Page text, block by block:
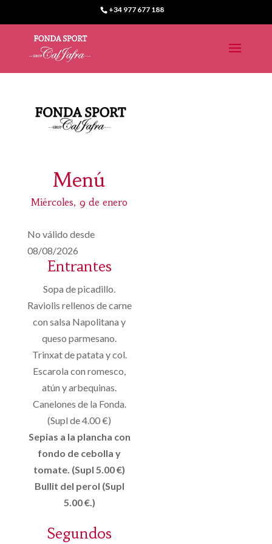
+34 977 677 188
Menú
Miércoles, 9 de enero
No válido desde
08/08/2026
Entrantes
Sopa de picadillo.
Raviolis rellenos de carne
con salsa Napolitana y
queso parmesano.
Trinxat de patata y col.
Escarola con romesco,
atún y arbequinas.
Canelones de la Fonda.
(Supl de 4.00 €)
Sepias a la plancha con
fondo de cebolla y
tomate. (Supl 5.00 €)
Bullit del perol (Supl
5.00 €.)
Segundos